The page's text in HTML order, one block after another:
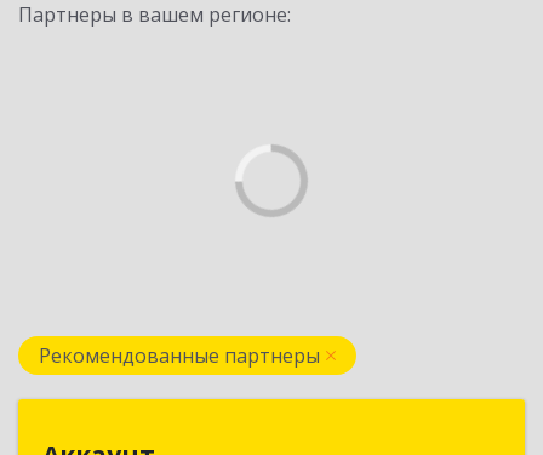
Партнеры в вашем регионе:
Рекомендованные партнеры